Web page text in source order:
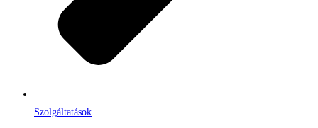
Szolgáltatások